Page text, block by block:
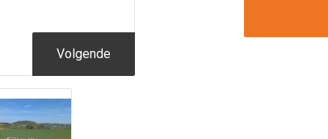
Volgende